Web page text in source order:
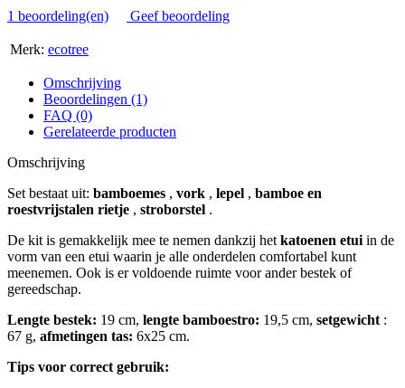
1 beoordeling(en)
Geef beoordeling
Merk: ecotree
Omschrijving
Beoordelingen (1)
FAQ (0)
Gerelateerde producten
Omschrijving
Set bestaat uit: bamboemes , vork , lepel , bamboe en
roestvrijstalen rietje , stroborstel .
De kit is gemakkelijk mee te nemen dankzij het katoenen etui in de
vorm van een etui waarin je alle onderdelen comfortabel kunt
meenemen. Ook is er voldoende ruimte voor ander bestek of
gereedschap.
Lengte bestek: 19 cm, lengte bamboestro: 19,5 cm, setgewicht :
67 g, afmetingen tas: 6x25 cm.
Tips voor correct gebruik: